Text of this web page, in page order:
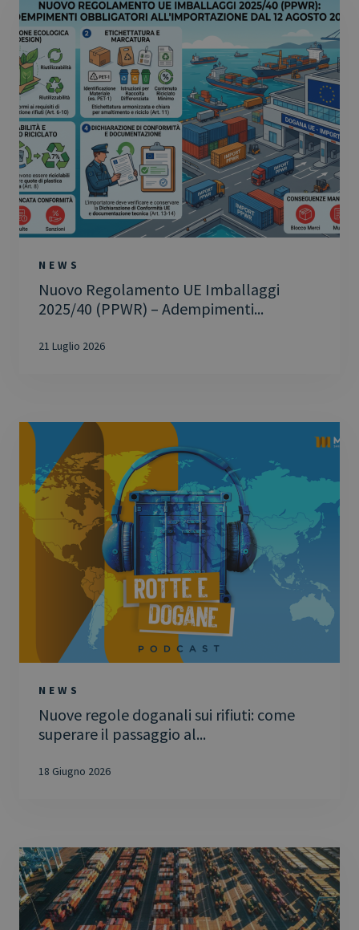
NEWS
Nuovo Regolamento UE Imballaggi
2025/40 (PPWR) – Adempimenti...
21 Luglio 2026
NEWS
Nuove regole doganali sui rifiuti: come
superare il passaggio al...
18 Giugno 2026